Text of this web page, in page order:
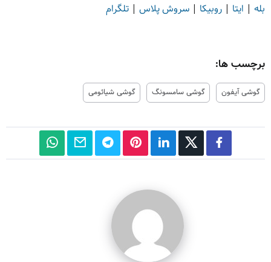
بله | ایتا | روبیکا | سروش پلاس | تلگرام
برچسب ها:
گوشی آیفون گوشی سامسونگ گوشی شیائومی